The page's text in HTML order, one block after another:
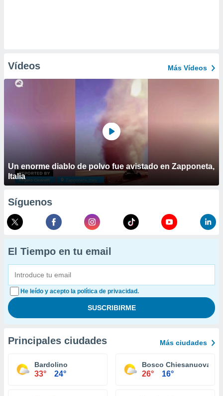
Vídeos Más Vídeos
Un enorme diablo de polvo fue avistado en Zapponeta,
Italia
Síguenos
El Tiempo en tu email
He leído y acepto la política de privacidad.
Principales ciudades Más ciudades
Bardolino
33° 24°
Bosco Chiesanuova
26° 16°